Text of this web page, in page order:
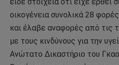
οικογένεια συνολικά 28
και έλαβε αναφορές από τις
με τους κινδύνους για την
Ανώτατο Δικαστήριο του